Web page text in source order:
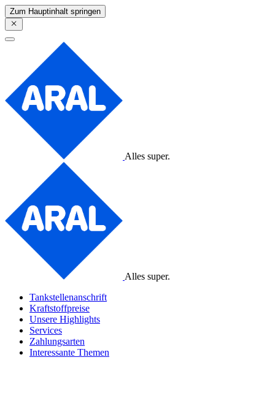
Zum Hauptinhalt springen
Alles super.
Alles super.
Tankstellenanschrift
Kraftstoffpreise
Unsere Highlights
Services
Zahlungsarten
Interessante Themen